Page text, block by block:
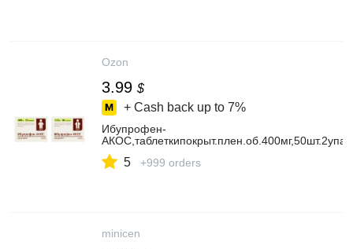
Ozon
3.99 $
+ Cash back up to 7%
Ибупрофен-
5 +999 orders
minicen